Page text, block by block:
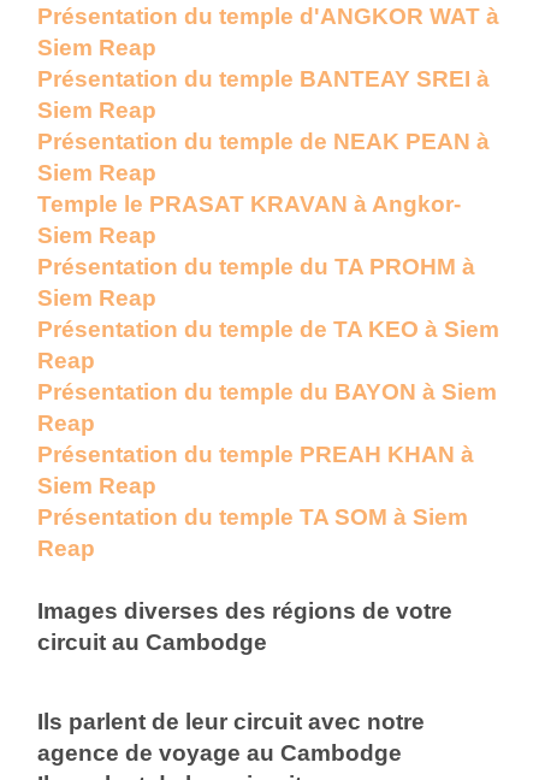
Présentation du temple d'ANGKOR WAT à
Siem Reap
Présentation du temple BANTEAY SREI à
Siem Reap
Présentation du temple de NEAK PEAN à
Siem Reap
Temple le PRASAT KRAVAN à Angkor-
Siem Reap
Présentation du temple du TA PROHM à
Siem Reap
Présentation du temple de TA KEO à Siem
Reap
Présentation du temple du BAYON à Siem
Reap
Présentation du temple PREAH KHAN à
Siem Reap
Présentation du temple TA SOM à Siem
Reap
Images diverses des régions de votre
circuit au Cambodge
Ils parlent de leur circuit avec notre
agence de voyage au Cambodge